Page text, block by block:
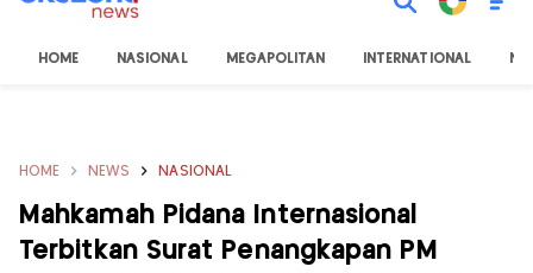
HOME NASIONAL MEGAPOLITAN INTERNATIONAL
HOME NEWS NASIONAL
Mahkamah Pidana Internasional
Terbitkan Surat Penangkapan PM